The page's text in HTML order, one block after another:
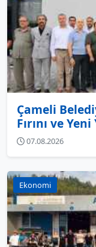
Çameli
Fırını ve
07.08.2026
Ekonomi